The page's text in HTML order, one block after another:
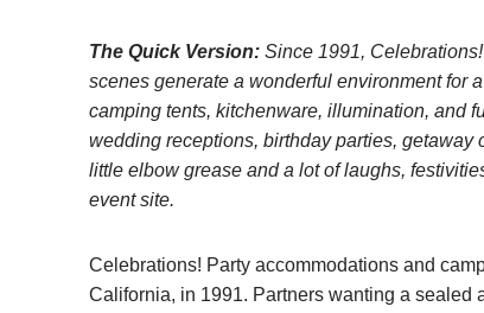
The Quick Version:Since 1991,
scenes generate a wonderful environment for
camping tents, kitchenware, illumination, and
wedding receptions, birthday parties,
little elbow grease and a lot of laughs,
event site.
Celebrations! Party accommodations and
California, in 1991. Partners wanting a sealed